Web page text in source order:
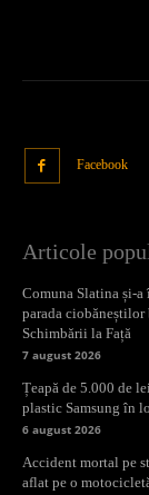
Facebook
Articole
Comuna Slatina și-a
parada
Schimbării la Față
7 august 2026
Țeapă de 5.000 de
plastic Samsung în
6 august 2026
Accident mortal pe
aflat pe o